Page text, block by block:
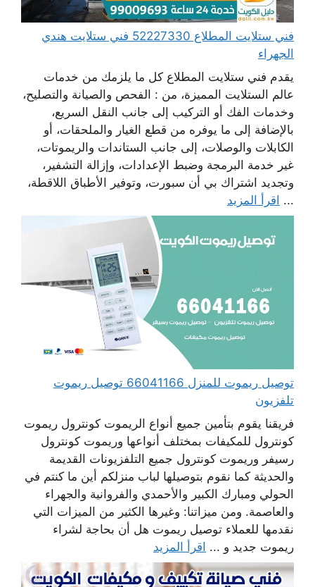
فني ستلايت المطلاع 52227330 فني ستلايت هندي
الجهراء
يقدم فني ستلايت المطلاع كل ما يلزمك من خدمات
عالم الستلايت المميزة، من : الفحص والصيانة والتصليح،
وخدمات الفك أو التركيب إلى جانب النقل السريع،
بالإضافة إلى ما يوفره من قطع الغيار والملحقات، أو
الكابلات والوصلات، إلى جانب الستاندات والريموتات،
غير خدمة البرمجة وضبط الإعدادات، وإزالة التشفير،
وتجديد اشتراك بي أن سبورت، وتوفير الأطباق اللاقطة،
... اقرأ المزيد
توصيل ريموت للمنزل 66041166 توصيل ريموت
تلفزيون
فريقنا يقوم بتأمين جميع أنواع الريموت كونترول ريموت
كونترول للمكيفات بمختلف أنواعها وريموت كونترول
رسيفر وريموت كونترول جميع التلفزيونات القديمة
والحديثة كما نقوم بتوصيلها لباب منزلكم أين ما كنتم في
الحولي ومبارك الكبير والأحمدي والفروانية والجهراء
والعاصمة. ومن ميزاتنا: وغيرها الكثير من الميزات التي
نقدمها للعملاء توصيل ريموت هل أن بحاجة لشراء
ريموت جديد و ... اقرأ المزيد